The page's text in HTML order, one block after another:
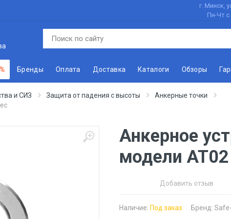
г. Минск,
Пн-Чт с
Бренды Оплата Доставка Каталоги Обзоры
и СИЗ Защита от падения с высоты
Анкерные точки
Анкерное
модели
Добавить отзыв
Наличие: Под заказ Бренд: